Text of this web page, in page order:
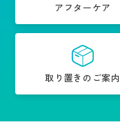
アフターケア
取り置きのご案内